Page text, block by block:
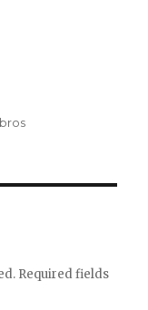
Required fields